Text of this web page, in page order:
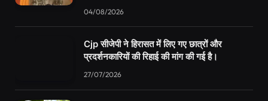
04/08/2026
Cjp सीजेपी ने हिरासत में लिए गए छात्रों और
प्रदर्शनकारियों की रिहाई की मांग की गई है।
27/07/2026